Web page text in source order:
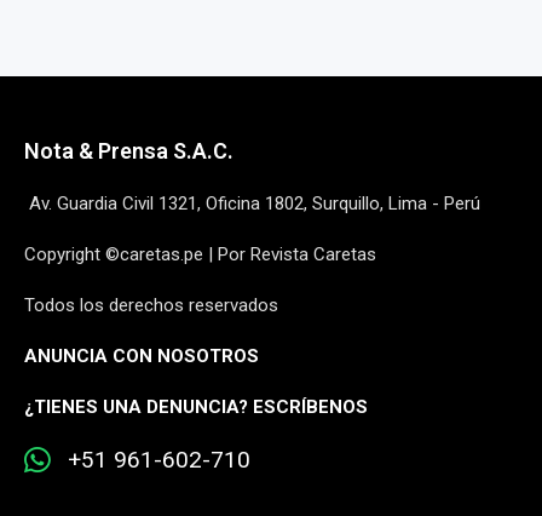
Nota & Prensa S.A.C.
Av. Guardia Civil 1321, Oficina 1802, Surquillo, Lima - Perú
Copyright ©caretas.pe | Por Revista Caretas
Todos los derechos reservados
ANUNCIA CON NOSOTROS
¿ TIENES UNA DENUNCIA? ESCRÍBENOS
+51 961-602-710